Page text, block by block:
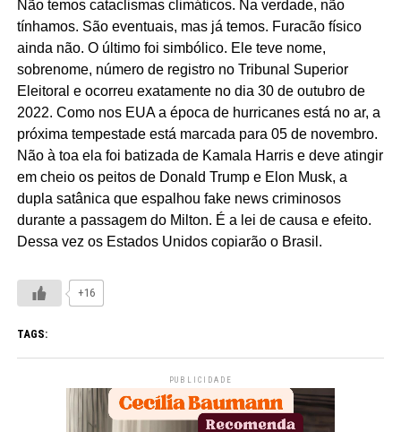
Não temos cataclismas climáticos. Na verdade, não
tínhamos. São eventuais, mas já temos. Furacão físico
ainda não. O último foi simbólico. Ele teve nome,
sobrenome, número de registro no Tribunal Superior
Eleitoral e ocorreu exatamente no dia 30 de outubro de
2022. Como nos EUA a época de hurricanes está no ar, a
próxima tempestade está marcada para 05 de novembro.
Não à toa ela foi batizada de Kamala Harris e deve atingir
em cheio os peitos de Donald Trump e Elon Musk, a
dupla satânica que espalhou fake news criminosos
durante a passagem do Milton. É a lei de causa e efeito.
Dessa vez os Estados Unidos copiarão o Brasil.
+16
TAGS:
PUBLICIDADE